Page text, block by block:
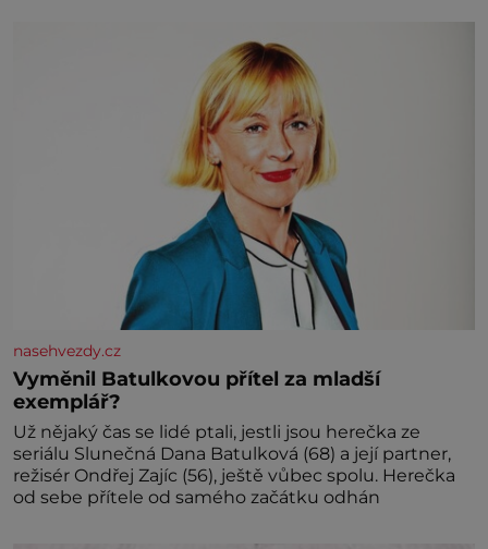
nasehvezdy.cz
Vyměnil Batulkovou přítel za mladší
exemplář?
Už nějaký čas se lidé ptali, jestli jsou herečka ze
seriálu Slunečná Dana Batulková (68) a její partner,
režisér Ondřej Zajíc (56), ještě vůbec spolu. Herečka
od sebe přítele od samého začátku odhán